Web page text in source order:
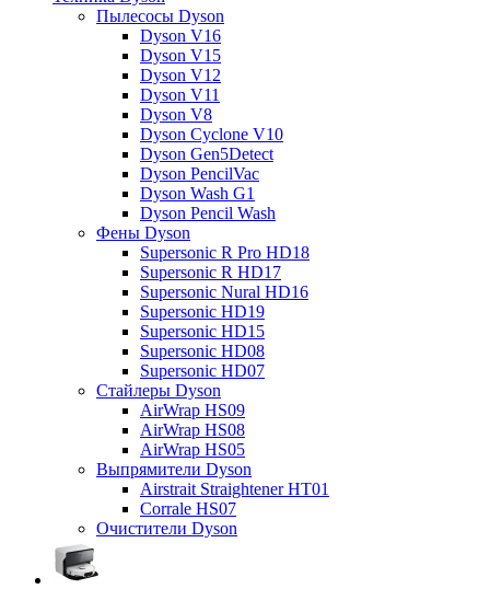
Пылесосы Dyson
Dyson V16
Dyson V15
Dyson V12
Dyson V11
Dyson V8
Dyson Cyclone V10
Dyson Gen5Detect
Dyson PencilVac
Dyson Wash G1
Dyson Pencil Wash
Фены Dyson
Supersonic R Pro HD18
Supersonic R HD17
Supersonic Nural HD16
Supersonic HD19
Supersonic HD15
Supersonic HD08
Supersonic HD07
Стайлеры Dyson
AirWrap HS09
AirWrap HS08
AirWrap HS05
Выпрямители Dyson
Airstrait Straightener HT01
Corrale HS07
Очистители Dyson